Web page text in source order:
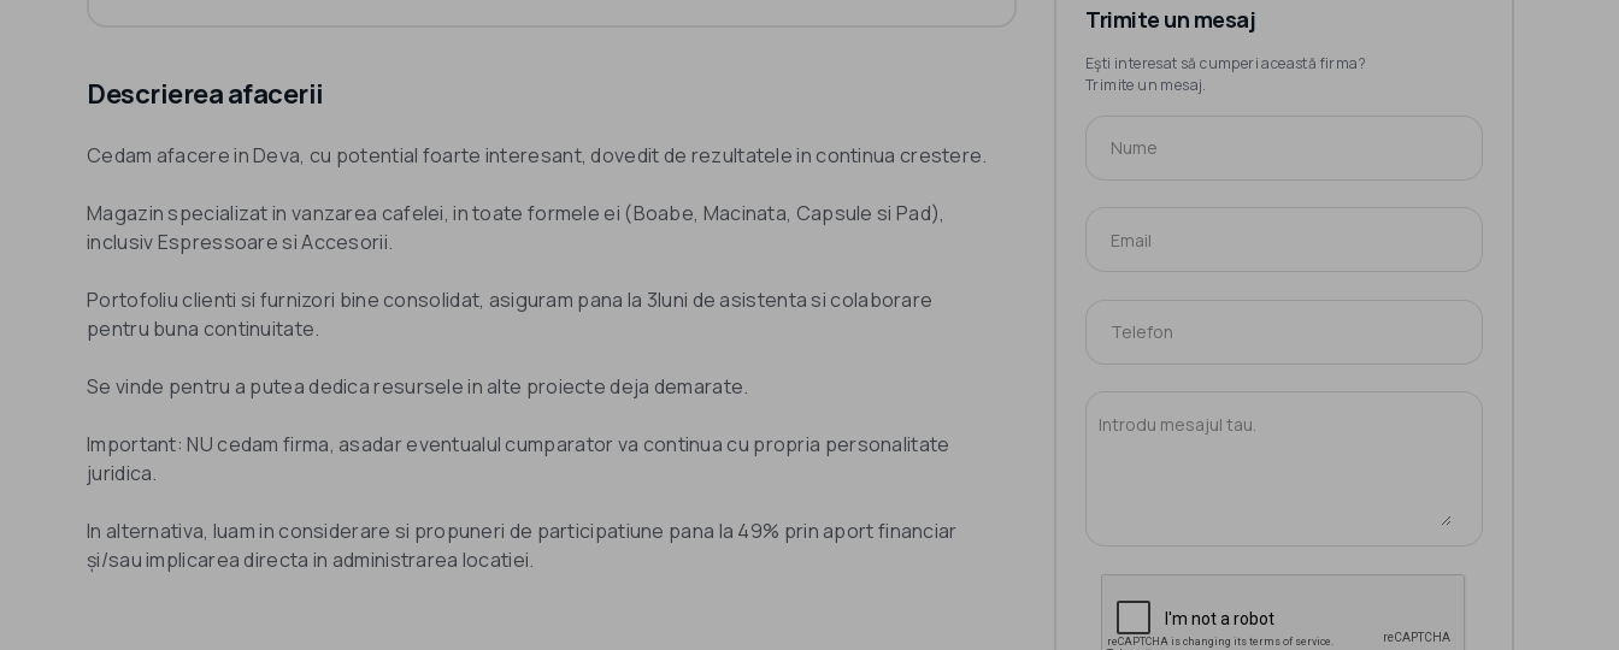
Descrierea afacerii
Cedam afacere in Deva, cu potential foarte interesant, dovedit de rezultatele in continua crestere.
Magazin specializat in vanzarea cafelei, in toate formele ei (Boabe, Macinata, Capsule si Pad),
inclusiv Espressoare si Accesorii.
Portofoliu clienti si furnizori bine consolidat, asiguram pana la 3luni de asistenta si colaborare
pentru buna continuitate.
Se vinde pentru a putea dedica resursele in alte proiecte deja demarate.
Important: NU cedam firma, asadar eventualul cumparator va continua cu propria personalitate
juridica.
In alternativa, luam in considerare si propuneri de participatiune pana la 49% prin aport financiar
și/sau implicarea directa in administrarea locatiei.
Trimite un mesaj
Eşti interesat să cumperi această firma?
Trimite un mesaj.